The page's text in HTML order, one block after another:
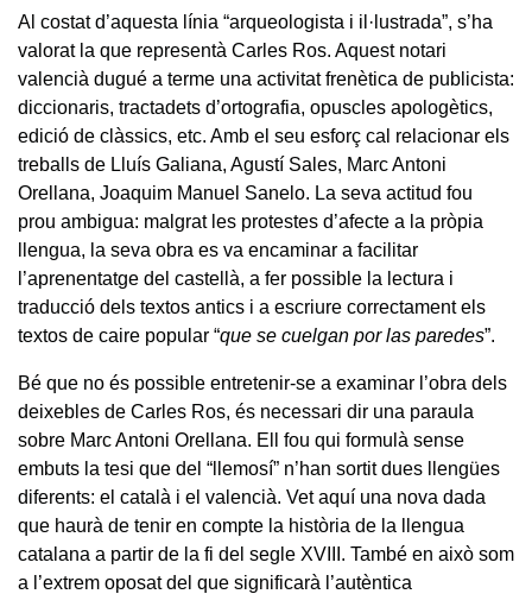
Al costat d’aquesta línia “arqueologista i il·lustrada”, s’ha
valorat la que representà Carles Ros. Aquest notari
valencià dugué a terme una activitat frenètica de publicista:
diccionaris, tractadets d’ortografia, opuscles apologètics,
edició de clàssics, etc. Amb el seu esforç cal relacionar els
treballs de Lluís Galiana, Agustí Sales, Marc Antoni
Orellana, Joaquim Manuel Sanelo. La seva actitud fou
prou ambigua: malgrat les protestes d’afecte a la pròpia
llengua, la seva obra es va encaminar a facilitar
l’aprenentatge del castellà, a fer possible la lectura i
traducció dels textos antics i a escriure correctament els
textos de caire popular “que se cuelgan por las paredes”.
Bé que no és possible entretenir-se a examinar l’obra dels
deixebles de Carles Ros, és necessari dir una paraula
sobre Marc Antoni Orellana. Ell fou qui formulà sense
embuts la tesi que del “llemosí” n’han sortit dues llengües
diferents: el català i el valencià. Vet aquí una nova dada
que haurà de tenir en compte la història de la llengua
catalana a partir de la fi del segle XVIII. També en això som
a l’extrem oposat del que significarà l’autèntica